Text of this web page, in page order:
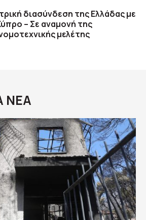
διασύνδεση της Ελλάδας με
– Σε αναμονή της
μελέτης
ΝΕΑ